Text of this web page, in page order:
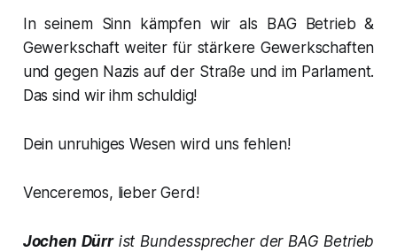
In seinem Sinn kämpfen wir als BAG Betrieb &
Gewerkschaft weiter für stärkere Gewerkschaften
und gegen Nazis auf der Straße und im Parlament.
Das sind wir ihm schuldig!
Dein unruhiges Wesen wird uns fehlen!
Venceremos, lieber Gerd!
Jochen Dürrist Bundessprecher der BAG Betrieb